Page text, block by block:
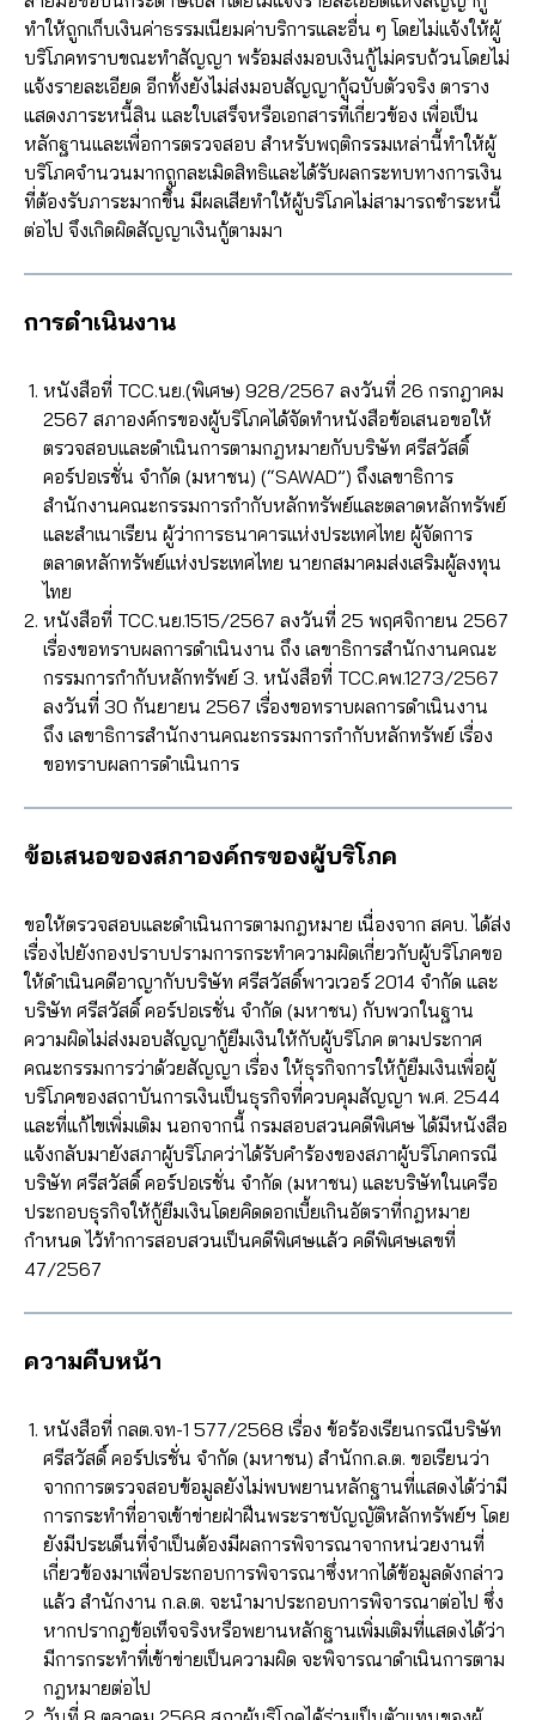
ทำให้ถูกเก็บเงินค่าธรรมเนียมค่าบริการและอื่น ๆ โดยไม่แจ้งให้ผู้
บริโภคทราบขณะทำสัญญา พร้อมส่งมอบเงินกู้ไม่ครบถ้วนโดยไม่
แจ้งรายละเอียด อีกทั้งยังไม่ส่งมอบสัญญากู้ฉบับตัวจริง ตาราง
แสดงภาระหนี้สิน และใบเสร็จหรือเอกสารที่เกี่ยวข้อง เพื่อเป็น
หลักฐานและเพื่อการตรวจสอบ สำหรับพฤติกรรมเหล่านี้ทำให้ผู้
บริโภคจำนวนมากถูกละเมิดสิทธิและได้รับผลกระทบทางการเงิน
ที่ต้องรับภาระมากขึ้น มีผลเสียทำให้ผู้บริโภคไม่สามารถชำระหนี้
ต่อไป จึงเกิดผิดสัญญาเงินกู้ตามมา
การดำเนินงาน
หนังสือที่ TCC.นย.(พิเศษ) 928/2567 ลงวันที่ 26 กรกฎาคม
2567 สภาองค์กรของผู้บริโภคได้จัดทำหนังสือข้อเสนอขอให้
ตรวจสอบและดำเนินการตามกฎหมายกับบริษัท ศรีสวัสดิ์
คอร์ปอเรชั่น จำกัด (มหาชน) (“SAWAD”) ถึงเลขาธิการ
สำนักงานคณะกรรมการกำกับหลักทรัพย์และตลาดหลักทรัพย์
และสำเนาเรียน ผู้ว่าการธนาคารแห่งประเทศไทย ผู้จัดการ
ตลาดหลักทรัพย์แห่งประเทศไทย นายกสมาคมส่งเสริมผู้ลงทุน
ไทย
หนังสือที่ TCC.นย.1515/2567 ลงวันที่ 25 พฤศจิกายน 2567
เรื่องขอทราบผลการดำเนินงาน ถึง เลขาธิการสำนักงานคณะ
กรรมการกำกับหลักทรัพย์ 3. หนังสือที่ TCC.คพ.1273/2567
ลงวันที่ 30 กันยายน 2567 เรื่องขอทราบผลการดำเนินงาน
ถึง เลขาธิการสำนักงานคณะกรรมการกำกับหลักทรัพย์ เรื่อง
ขอทราบผลการดำเนินการ
ข้อเสนอของสภาองค์กรของผู้บริโภค
ขอให้ตรวจสอบและดำเนินการตามกฎหมาย เนื่องจาก สคบ. ได้ส่ง
เรื่องไปยังกองปราบปรามการกระทำความผิดเกี่ยวกับผู้บริโภคขอ
ให้ดำเนินคดีอาญากับบริษัท ศรีสวัสดิ์พาวเวอร์ 2014 จำกัด และ
บริษัท ศรีสวัสดิ์ คอร์ปอเรชั่น จำกัด (มหาชน) กับพวกในฐาน
ความผิดไม่ส่งมอบสัญญากู้ยืมเงินให้กับผู้บริโภค ตามประกาศ
คณะกรรมการว่าด้วยสัญญา เรื่อง ให้ธุรกิจการให้กู้ยืมเงินเพื่อผู้
บริโภคของสถาบันการเงินเป็นธุรกิจที่ควบคุมสัญญา พ.ศ. 2544
และที่แก้ไขเพิ่มเติม นอกจากนี้ กรมสอบสวนคดีพิเศษ ได้มีหนังสือ
แจ้งกลับมายังสภาผู้บริโภคว่าได้รับคำร้องของสภาผู้บริโภคกรณี
บริษัท ศรีสวัสดิ์ คอร์ปอเรชั่น จำกัด (มหาชน) และบริษัทในเครือ
ประกอบธุรกิจให้กู้ยืมเงินโดยคิดดอกเบี้ยเกินอัตราที่กฎหมาย
กำหนด ไว้ทำการสอบสวนเป็นคดีพิเศษแล้ว คดีพิเศษเลขที่
47/2567
ความคืบหน้า
หนังสือที่ กลต.จท-1 577/2568 เรื่อง ข้อร้องเรียนกรณีบริษัท
ศรีสวัสดิ์ คอร์ปเรชั่น จำกัด (มหาชน) สำนักก.ล.ต. ขอเรียนว่า
จากการตรวจสอบข้อมูลยังไม่พบพยานหลักฐานที่แสดงได้ว่ามี
การกระทำที่อาจเข้าข่ายฝ่าฝืนพระราชบัญญัติหลักทรัพย์ฯ โดย
ยังมีประเด็นที่จำเป็นต้องมีผลการพิจารณาจากหน่วยงานที่
เกี่ยวข้องมาเพื่อประกอบการพิจารณาซึ่งหากได้ข้อมูลดังกล่าว
แล้ว สำนักงาน ก.ล.ต. จะนำมาประกอบการพิจารณาต่อไป ซึ่ง
หากปรากฎข้อเท็จจริงหรือพยานหลักฐานเพิ่มเติมที่แสดงได้ว่า
มีการกระทำที่เข้าข่ายเป็นความผิด จะพิจารณาดำเนินการตาม
กฎหมายต่อไป